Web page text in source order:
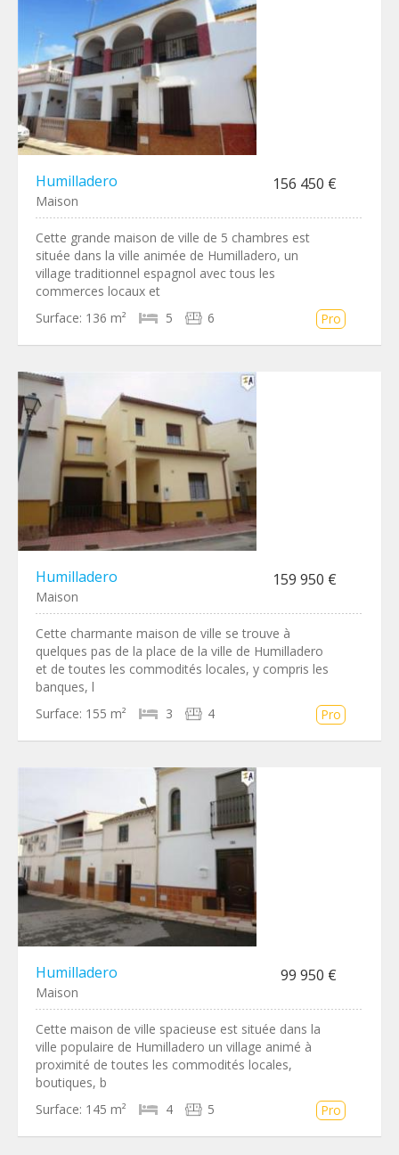
Humilladero 156 450 €
Maison
Cette grande maison de ville de 5 chambres est
située dans la ville animée de Humilladero, un
village traditionnel espagnol avec tous les
commerces locaux et
Surface: 136 m² 5 6 Pro
Humilladero 159 950 €
Maison
Cette charmante maison de ville se trouve à
quelques pas de la place de la ville de Humilladero
et de toutes les commodités locales, y compris les
banques, l
Surface: 155 m² 3 4 Pro
Humilladero 99 950 €
Maison
Cette maison de ville spacieuse est située dans la
ville populaire de Humilladero un village animé à
proximité de toutes les commodités locales,
boutiques, b
Surface: 145 m² 4 5 Pro